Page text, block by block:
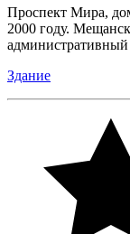
Проспект Мира,
2000 году.
административный
Здание